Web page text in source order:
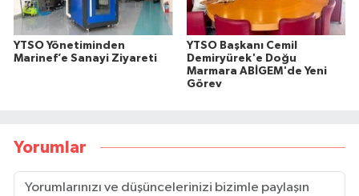
YTSO Yönetiminden
Marinef’e Sanayi Ziyareti
YTSO Başkanı Cemil
Demiryürek'e Doğu
Marmara ABİGEM'de Yeni
Görev
Yorumlar